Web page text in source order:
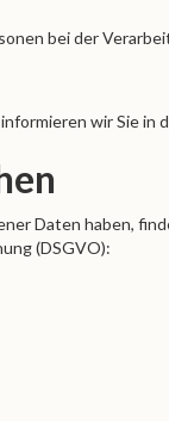
bei der
wir Sie in
Daten haben,
(DSGVO):